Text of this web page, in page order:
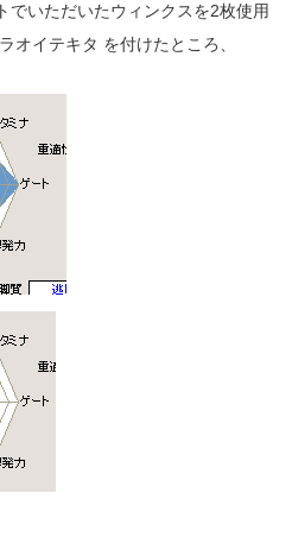
でいただいたウィンクスを2枚使用
オイテキタ を付けたところ、